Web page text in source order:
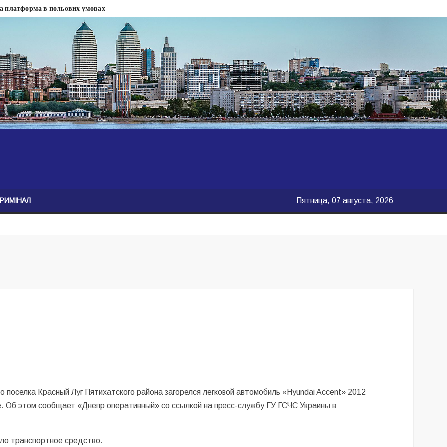
платформа в польових умовах
міськради Дніпра — ЗМІ
нелегального бізнесу, збагатився під час війни — ЗМІ
записали звернення про ситуацію на фронті
Безугла закликає валити Сирського
моду
керівництва армії
Пятница, 07 августа, 2026
Красный Луг Пятихатского района загорелся легковой автомобиль «Hyundai Accent» 2012
Об этом сообщает «Днепр оперативный» со ссылкой на пресс-службу ГУ ГСЧС Украины в
транспортное средство.